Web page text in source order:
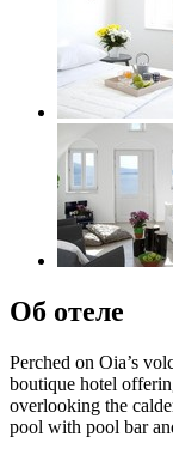
Об отеле
Perched on Oia’s
boutique hotel
overlooking the
pool with pool bar